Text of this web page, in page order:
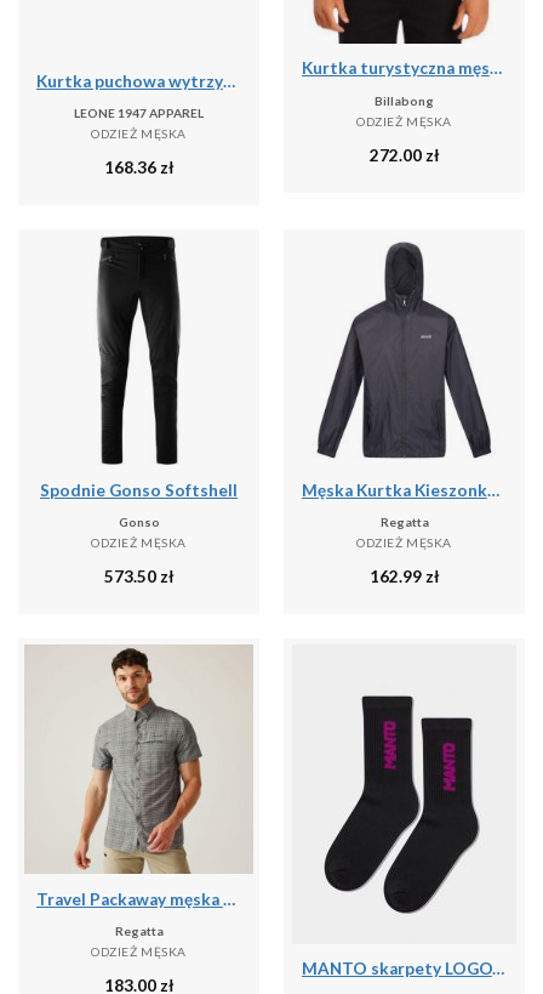
Kurtka puchowa wytrzymały na co dzień na siłownię
LEONE 1947 APPAREL
ODZIEŻ MĘSKA
168.36zł
Kurtka turystyczna męska Billabong Barlow przejściowa
Billabong
ODZIEŻ MĘSKA
272.00 zł
Spodnie Gonso Softshell
Gonso
ODZIEŻ MĘSKA
573.50zł
Męska Kurtka Kieszonkowa + Worek Pack It III
Regatta
ODZIEŻ MĘSKA
162.99zł
Travel Packaway męska koszula z krótkim rękawem
Regatta
ODZIEŻ MĘSKA
183.00zł
MANTO skarpety LOGOTYPE 25 czarne